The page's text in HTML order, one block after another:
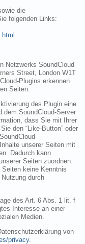
die
folgenden Links:
Netzwerks SoundCloud
Street, London W1T
Plugins erkennen
Seiten.
des Plugin eine
dem SoundCloud-Server
dass Sie mit Ihrer
den “Like-Button” oder
unserer Seiten mit
Dadurch kann
Seiten zuordnen.
keine Kenntnis
durch
des Art. 6 Abs. 1 lit. f
Interesse an einer
Medien.
von
privacy.